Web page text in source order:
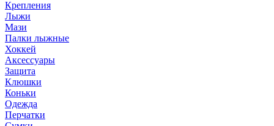
Крепления
Лыжи
Мази
Палки лыжные
Хоккей
Аксессуары
Защита
Клюшки
Коньки
Одежда
Перчатки